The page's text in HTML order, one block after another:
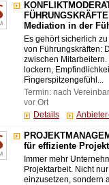
Mediation in der
Es gehört sicherlich
von Führungskräften:
zwischen
lockern,
Fingerspitzengefühl...
Termin: nach
vor Ort
Details
für effiziente
Immer mehr
Projektarbeit. Nicht
einzusetzen, sondern